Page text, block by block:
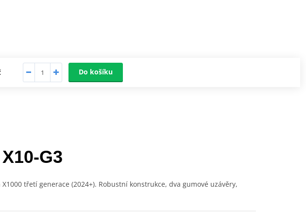
Do košíku
třetí generace (2024+). Robustní konstrukce, dva gumové uzávěry,